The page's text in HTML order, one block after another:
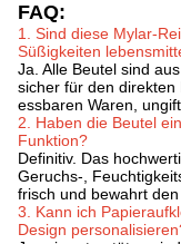
FAQ:
1. Sind diese Mylar-
Süßigkeiten
Ja. Alle Beutel sind
sicher für den direkten
essbaren Waren,
2. Haben die Beutel
Funktion?
Definitiv. Das
Geruchs-,
frisch und bewahrt
3. Kann ich
Design